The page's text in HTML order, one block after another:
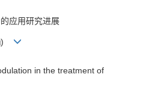
应用研究进展
)
in the treatment of